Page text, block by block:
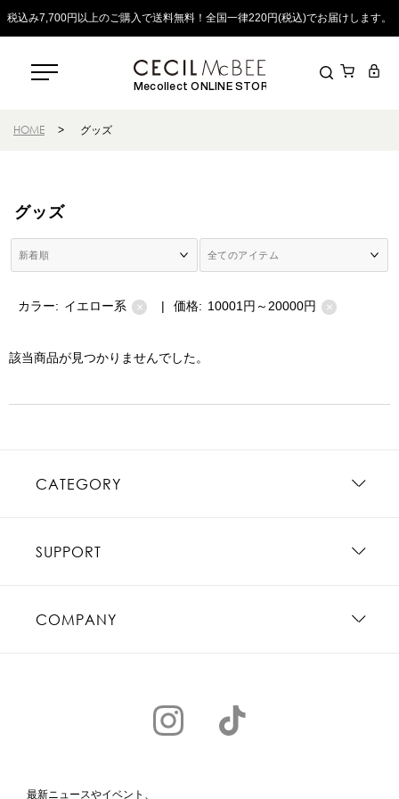
税込み7,700円以上のご購入で送料無料！全国一律220円(税込)でお届けします。
Mecollect ONLINE STORE
HOME > グッズ
グッズ
カラー: イエロー系 × | 価格: 10001円～20000円 ×
該当商品が見つかりませんでした。
CATEGORY
SUPPORT
COMPANY
最新ニュースやイベント、